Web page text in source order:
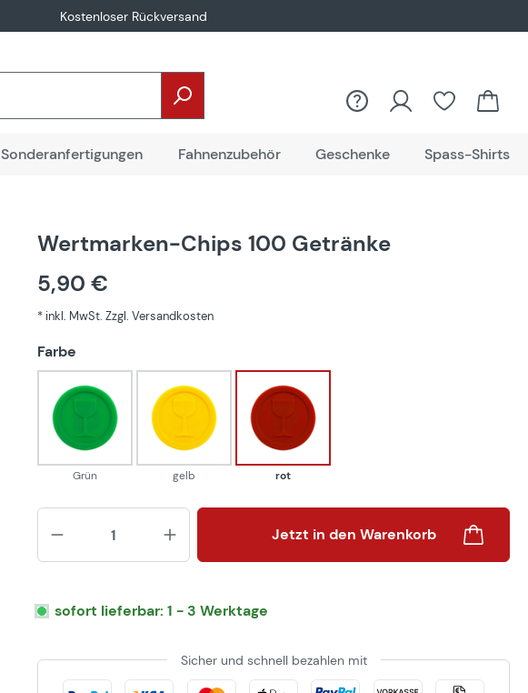
Kostenloser Rückversand
Sonderanfertigungen Fahnenzubehör Geschenke Spass-Shirts
Wertmarken-Chips 100 Getränke
5,90 €
* inkl. MwSt. Zzgl. Versandkosten
Farbe
Grün
Grün gelb rot
Produkt Anzahl: Gib den
Jetzt in den Warenkorb
sofort lieferbar: 1 - 3 Werktage
Sicher und schnell bezahlen mit